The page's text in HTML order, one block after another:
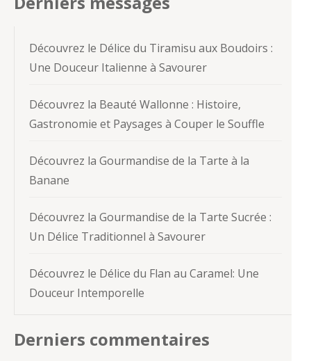
Découvrez le Délice du Tiramisu aux Boudoirs :
Une Douceur Italienne à Savourer
Découvrez la Beauté Wallonne : Histoire,
Gastronomie et Paysages à Couper le Souffle
Découvrez la Gourmandise de la Tarte à la
Banane
Découvrez la Gourmandise de la Tarte Sucrée :
Un Délice Traditionnel à Savourer
Découvrez le Délice du Flan au Caramel: Une
Douceur Intemporelle
Derniers commentaires